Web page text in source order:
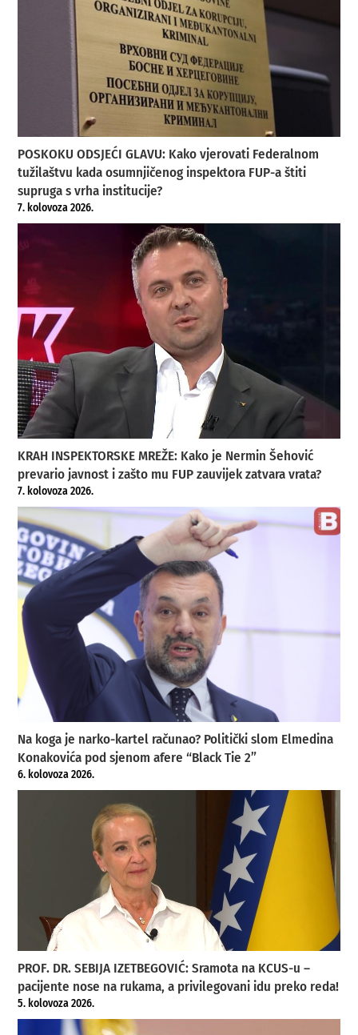
POSKOKU ODSJEĆI GLAVU: Kako vjerovati Federalnom
tužilaštvu kada osumnjičenog inspektora FUP-a štiti
supruga s vrha institucije?
7. kolovoza 2026.
KRAH INSPEKTORSKE MREŽE: Kako je Nermin Šehović
prevario javnost i zašto mu FUP zauvijek zatvara vrata?
7. kolovoza 2026.
Na koga je narko-kartel računao? Politički slom Elmedina
Konakovića pod sjenom afere “Black Tie 2”
6. kolovoza 2026.
PROF. DR. SEBIJA IZETBEGOVIĆ: Sramota na KCUS-u –
pacijente nose na rukama, a privilegovani idu preko reda!
5. kolovoza 2026.